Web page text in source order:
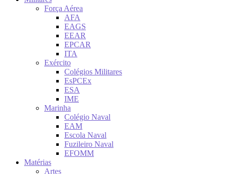
Força Aérea
AFA
EAGS
EEAR
EPCAR
ITA
Exército
Colégios Militares
EsPCEx
ESA
IME
Marinha
Colégio Naval
EAM
Escola Naval
Fuzileiro Naval
EFOMM
Matérias
Artes